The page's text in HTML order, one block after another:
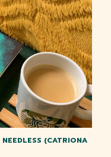
(CATRIONA